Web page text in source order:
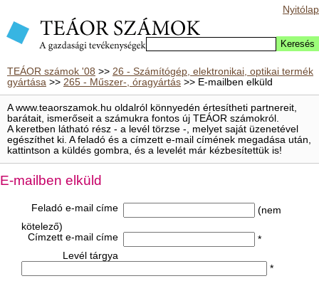
Nyitólap
TEÁOR számok '08 >> 26 - Számítógép, elektronikai, optikai termék
gyártása >> 265 - Műszer-, óragyártás >> E-mailben elküld
A www.teaorszamok.hu oldalról könnyedén értesítheti partnereit,
barátait, ismerőseit a számukra fontos új TEÁOR számokról.
A keretben látható rész - a levél törzse -, melyet saját üzenetével
egészíthet ki. A feladó és a címzett e-mail címének megadása után,
kattintson a küldés gombra, és a levelét már kézbesítettük is!
E-mailben elküld
Feladó e-mail címe
(nem
kötelező)
Címzett e-mail címe
*
Levél tárgya
*